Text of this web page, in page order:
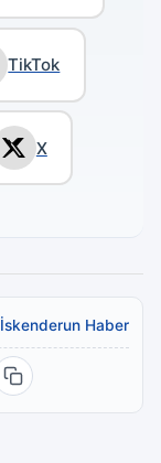
TikTok
X
İskenderun Haber